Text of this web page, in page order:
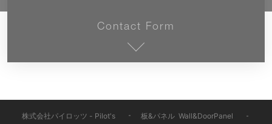
Contact Form
株式会社パイロッツ - Pilot's 板&パネル Wall&DoorPanel